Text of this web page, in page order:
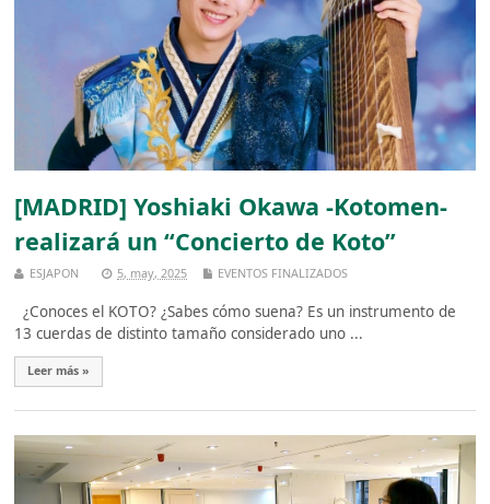
[MADRID] Yoshiaki Okawa -Kotomen-
realizará un “Concierto de Koto”
ESJAPON 5, may, 2025 EVENTOS FINALIZADOS
¿Conoces el KOTO? ¿Sabes cómo suena? Es un instrumento de
13 cuerdas de distinto tamaño considerado uno ...
Leer más »